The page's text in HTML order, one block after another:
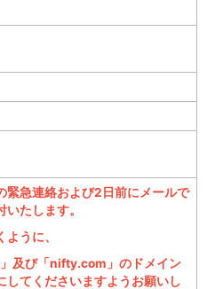
緊急連絡および2日前にメールで
たします。
うに、
及び「nifty.com」のドメイン
してくださいますようお願いし